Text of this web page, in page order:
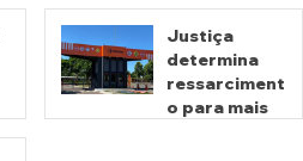
Justiça
determina
ressarciment
o para mais